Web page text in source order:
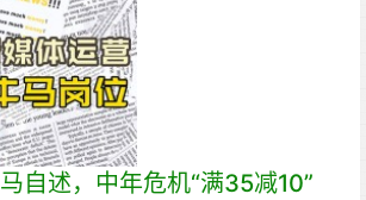
自述，中年危机“满35减10”